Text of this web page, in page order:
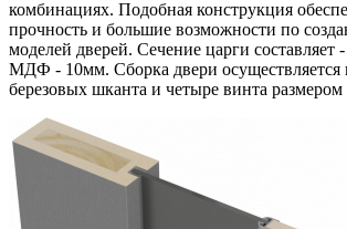
комбинациях. Подобная конструкция
прочность и большие возможности по
моделей дверей. Сечение царги
МДФ - 10мм. Сборка двери осуществляется
березовых шканта и четыре винта